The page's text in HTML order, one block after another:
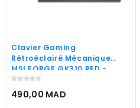
Clavier Gaming
Rétroéclairé Mécanique
MSI FORGE GK310 RED -
AZERTY (OS1-8ZA8015-
000)
490,00 MAD